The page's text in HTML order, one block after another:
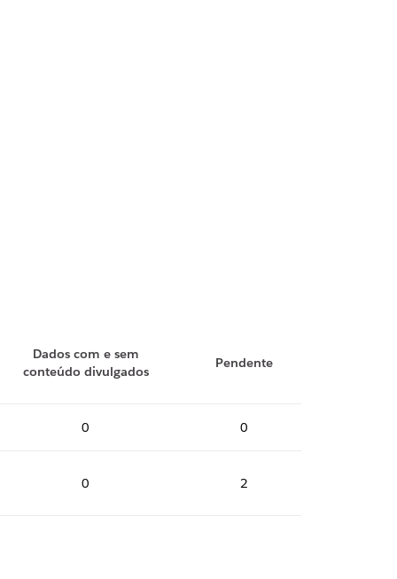
Dados com e sem
conteúdo divulgados
Pendente
0 0
0 2